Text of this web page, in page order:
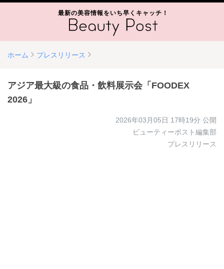
最新の美容情報をいち早くキャッチ！
ホーム プレスリリース
アジア最大級の食品・飲料展示会「FOODEX
2026」
2026年03月05日 17時19分 公開
ビューティーポスト編集部
プレスリリース